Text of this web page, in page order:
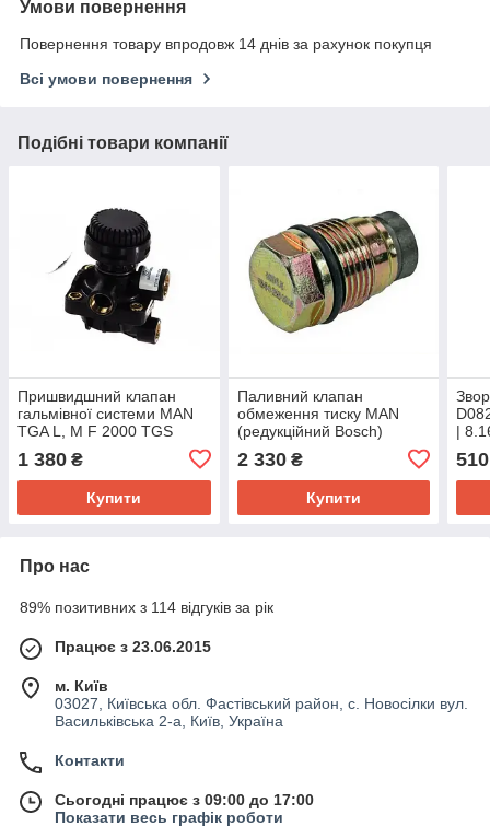
Умови повернення
Повернення товару впродовж 14 днів за рахунок покупця
Всі умови повернення
Подібні товари компанії
Пришвидшний клапан
гальмівної системи MAN
TGA L, M F 2000 TGS
1 380 ₴
Купити
Паливний клапан
обмеження тиску MAN
(редукційний Bosch)
2 330₴
Купити
|
510
Про нас
89% позитивних з 114 відгуків за рік
Працює з 23.06.2015
м. Київ
03027, Київська обл. Фастівський район, с. Новосілки вул.
Васильківська 2-а, Київ, Україна
Контакти
Сьогодні працює з 09:00 до 17:00
Показати весь графік роботи